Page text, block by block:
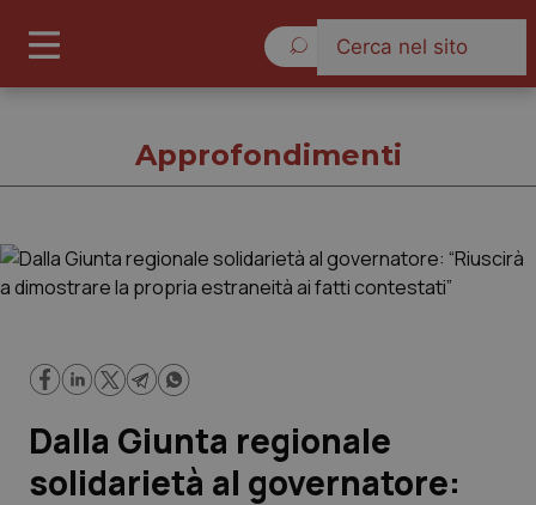
Governo e Parlamento
Regioni e Asl
Approfondimenti
Dalla Giunta regionale
solidarietà al governatore: